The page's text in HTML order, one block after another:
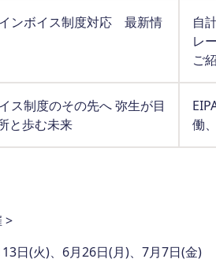
ンボイス制度対応 最新情
自
レ
ご
ス制度のその先へ 弥生が目
と歩む未来
働
>
日(火)、6月26日(月)、7月7日(金)